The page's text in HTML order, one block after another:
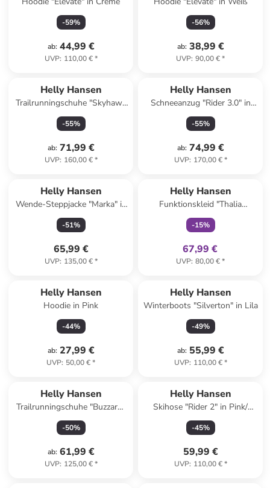
-59%
ab: 44,99 €
UVP: 110,00 €*
-56%
ab: 38,99 €
UVP: 90,00 €*
Helly Hansen
Trailrunningschuhe "Skyhawk
TR" in Pink
-55%
ab: 71,99 €
UVP: 160,00 €*
Helly Hansen
Schneeanzug "Rider 3.0" in
Beige/ Dunkelblau
-55%
ab: 74,99 €
UVP: 170,00 €*
Helly Hansen
Wende-Steppjacke "Marka" in
Rosa/ Türkis
-51%
65,99 €
UVP: 135,00 €*
Helly Hansen
Funktionskleid "Thalia
Summer" in Dunkelblau
-15%
67,99 €
UVP: 80,00 €*
Helly Hansen
Hoodie in Pink
-44%
ab: 27,99 €
UVP: 50,00 €*
Helly Hansen
Winterboots "Silverton" in Lila
-49%
ab: 55,99 €
UVP: 110,00 €*
Helly Hansen
Trailrunningschuhe "Buzzard"
in Rot
-50%
ab: 61,99 €
UVP: 125,00 €*
Helly Hansen
Skihose "Rider 2" in Pink/
Schwarz
-45%
59,99 €
UVP: 110,00 €*